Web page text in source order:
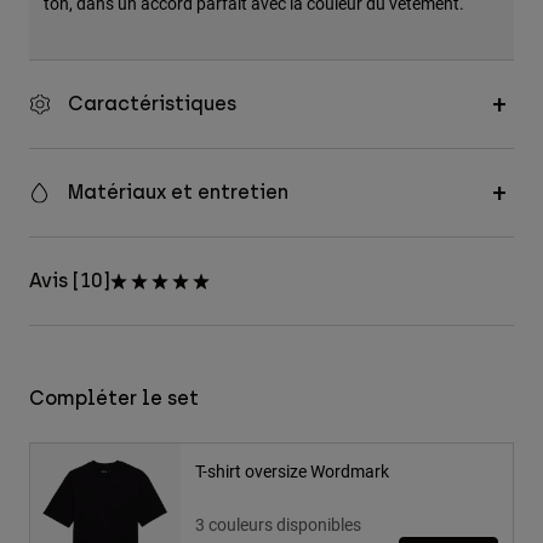
Caractéristiques
Matériaux et entretien
Avis [10]
Compléter le set
T-shirt oversize Wordmark
3 couleurs disponibles